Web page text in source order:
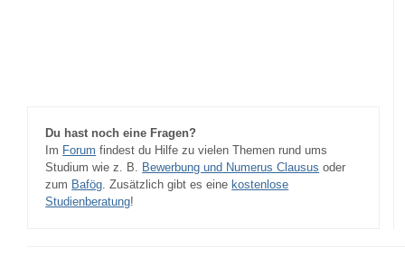
Du hast noch eine Fragen?
Im Forum findest du Hilfe zu vielen Themen rund ums
Studium wie z. B. Bewerbung und Numerus Clausus oder
zum Bafög. Zusätzlich gibt es eine kostenlose
Studienberatung!